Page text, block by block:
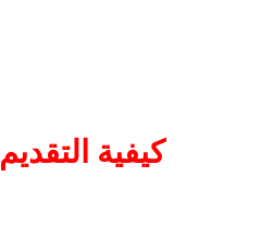
كيفية